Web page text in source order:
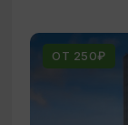
ОТ 250₽